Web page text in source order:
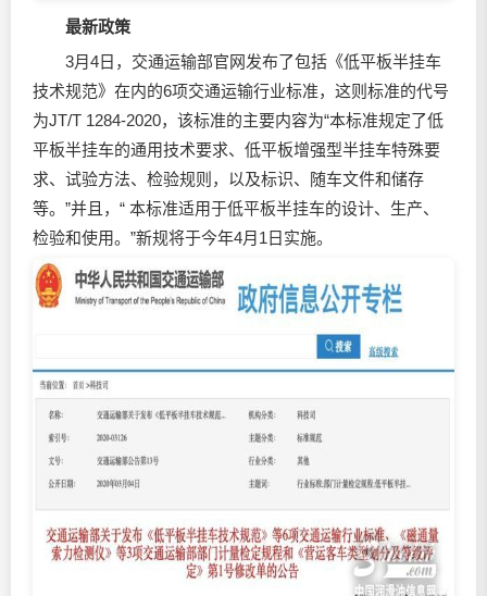
最新政策
3月4日，交通运输部官网发布了包括《低平板半挂车
技术规范》在内的6项交通运输行业标准，这则标准的代号
为JT/T 1284-2020，该标准的主要内容为“本标准规定了低
平板半挂车的通用技术要求、低平板增强型半挂车特殊要
求、试验方法、检验规则，以及标识、随车文件和储存
等。”并且，“ 本标准适用于低平板半挂车的设计、生产、
检验和使用。”新规将于今年4月1日实施。